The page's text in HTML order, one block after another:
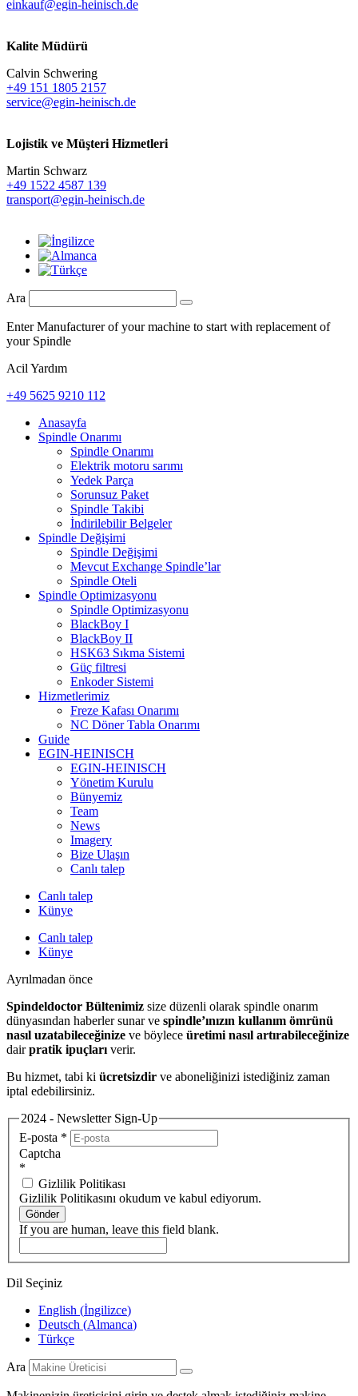
einkauf@egin-heinisch.de
Kalite Müdürü
Calvin Schwering
+49 151 1805 2157
service@egin-heinisch.de
Lojistik ve Müşteri Hizmetleri
Martin Schwarz
+49 1522 4587 139
transport@egin-heinisch.de
Ara
Enter Manufacturer of your machine to start with replacement of
your Spindle
Acil Yardım
+49 5625 9210 112
Anasayfa
Spindle Onarımı
Spindle Onarımı
Elektrik motoru sarımı
Yedek Parça
Sorunsuz Paket
Spindle Takibi
İndirilebilir Belgeler
Spindle Değişimi
Spindle Değişimi
Mevcut Exchange Spindle’lar
Spindle Oteli
Spindle Optimizasyonu
Spindle Optimizasyonu
BlackBoy I
BlackBoy II
HSK63 Sıkma Sistemi
Güç filtresi
Enkoder Sistemi
Hizmetlerimiz
Freze Kafası Onarımı
NC Döner Tabla Onarımı
Guide
EGIN-HEINISCH
EGIN-HEINISCH
Yönetim Kurulu
Bünyemiz
Team
News
Imagery
Bize Ulaşın
Canlı talep
Canlı talep
Künye
Canlı talep
Künye
Ayrılmadan önce
Spindeldoctor Bültenimiz size düzenli olarak spindle onarım
dünyasından haberler sunar ve spindle’ınızın kullanım ömrünü
nasıl uzatabileceğinize ve böylece üretimi nasıl artırabileceğinize
dairpratik ipuçları verir.
Bu hizmet, tabi ki ücretsizdir ve aboneliğinizi istediğiniz zaman
iptal edebilirsiniz.
2024 - Newsletter Sign-Up
E-posta *
Captcha
*
Gizlilik Politikası
Gizlilik Politikasını okudum ve kabul ediyorum.
Gönder
If you are human, leave this field blank.
Dil Seçiniz
English (İngilizce)
Deutsch (Almanca)
Türkçe
Ara